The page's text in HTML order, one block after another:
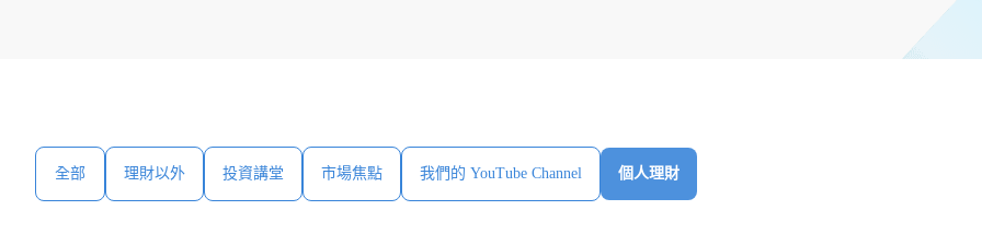
全部 理財以外 投資講堂 市場焦點 我們的 YouTube Channel 個人理財